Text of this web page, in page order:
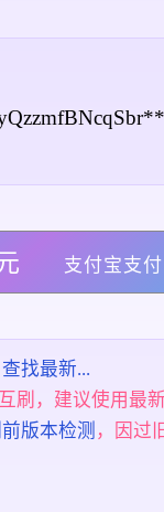
支付宝支付
查找最新...
刷，建议使用最
版本检测 ，因过